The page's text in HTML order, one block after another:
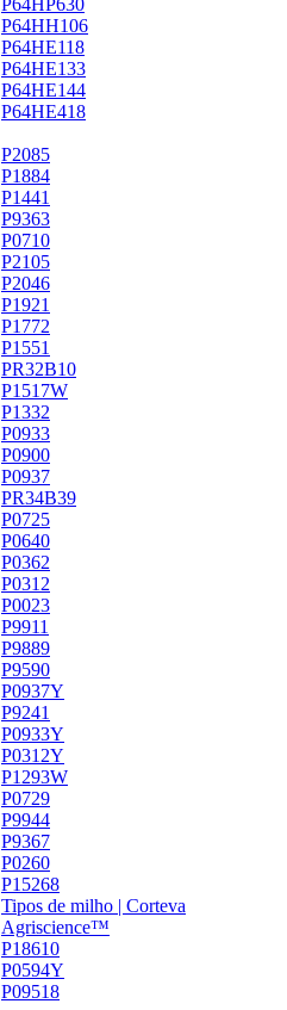
P64HP630
P64HH106
P64HE118
P64HE133
P64HE144
P64HE418
P2085
P1884
P1441
P9363
P0710
P2105
P2046
P1921
P1772
P1551
PR32B10
P1517W
P1332
P0933
P0900
P0937
PR34B39
P0725
P0640
P0362
P0312
P0023
P9911
P9889
P9590
P0937Y
P9241
P0933Y
P0312Y
P1293W
P0729
P9944
P9367
P0260
P15268
Tipos de milho | Corteva
Agriscience™
P18610
P0594Y
P09518